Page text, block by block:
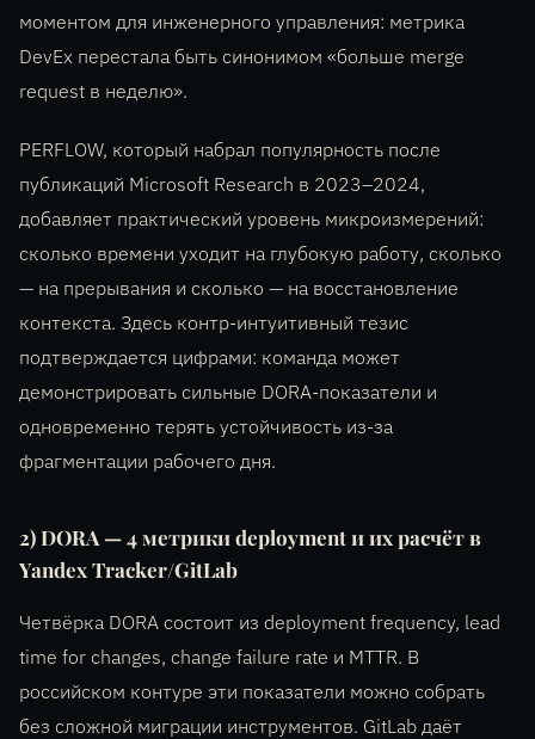
моментом для инженерного управления: метрика
DevEx перестала быть синонимом «больше merge
request в неделю».
PERFLOW, который набрал популярность после
публикаций Microsoft Research в 2023–2024,
добавляет практический уровень микроизмерений:
сколько времени уходит на глубокую работу, сколько
— на прерывания и сколько — на восстановление
контекста. Здесь контр-интуитивный тезис
подтверждается цифрами: команда может
демонстрировать сильные DORA-показатели и
одновременно терять устойчивость из-за
фрагментации рабочего дня.
2) DORA — 4 метрики deployment и их расчёт в
Yandex Tracker/GitLab
Четвёрка DORA состоит из deployment frequency, lead
time for changes, change failure rate и MTTR. В
российском контуре эти показатели можно собрать
без сложной миграции инструментов. GitLab даёт